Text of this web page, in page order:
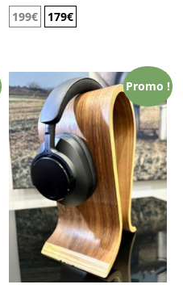
199€ 179€
Promo !